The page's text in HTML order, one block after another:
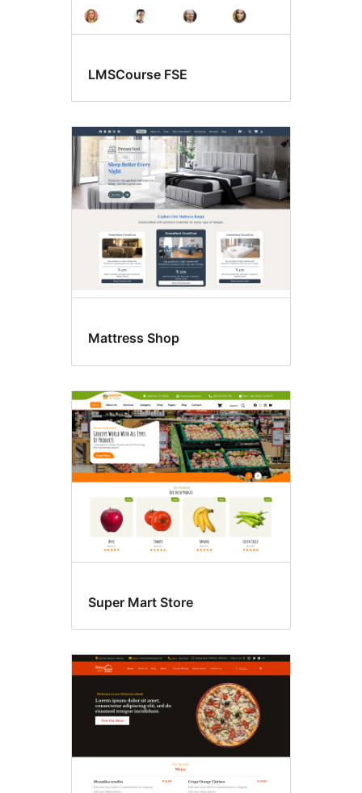
LMSCourse FSE
Mattress Shop
Super Mart Store